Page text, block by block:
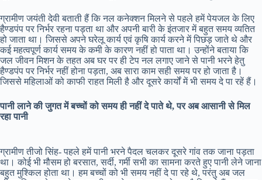
ग्रामीण जयंती देवी बताती हैं कि नल कनेक्शन मिलने से पहले हमें पेयजल के लिए
हैण्डपंप पर निर्भर रहना पड़ता था और अपनी बारी के इंतजार में बहुत समय व्यतित
हो जाता था। जिससे अपने घरेलू कार्य एवं कृषि कार्य करने में पिछड़ जाते थे और
कई महत्वपूर्ण कार्य समय के कमी के कारण नहीं हो पाता था। उन्होंने बताया कि
जल जीवन मिशन के तहत अब घर पर ही टेप नल लगाए जाने से पानी भरने हेतु
हैण्डपंप पर निर्भर नहीं होना पड़ता, अब सारा काम सही समय पर हो जाता है।
जिससे महिलाओं को काफी राहत मिली है और दूसरे कार्यों में भी समय दे पा रहें हैं।
पानी लाने की जुगत में बच्चों को समय ही नहीं दे पाते थे, पर अब आसानी से मिल
रहा पानी
ग्रामीण तीजो सिंह- पहले हमें पानी भरने पैदल चलकर दूसरे गांव तक जाना पड़ता
था। कोई भी मौसम हो बरसात, सर्दी, गर्मी सभी का सामना करते हुए पानी लेने जाना
बहुत मुश्किल होता था। हम बच्चों को भी समय नहीं दे पा रहे थे, परंतु अब जल